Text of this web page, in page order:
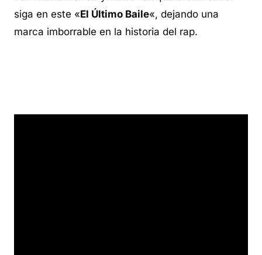
siga en este «El Último Baile«, dejando una
marca imborrable en la historia del rap.